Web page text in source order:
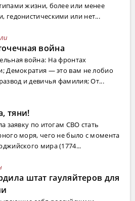
жизни, более или менее
гедонистическими или нет...
война
война: На фронтах
Демократия — это вам не лобио
и девичья фамилия; От...
тяни!
заявку по итогам СВО стать
моря, чего не было с момента
мира (1774...
штат гауляйтеров для